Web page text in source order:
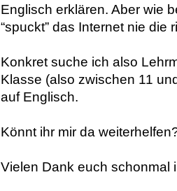
Englisch erklären. Aber wie
“spuckt” das Internet nie die
Konkret suche ich also
Klasse (also zwischen 11
auf Englisch.
Könnt ihr mir da
Vielen Dank euch schonmal